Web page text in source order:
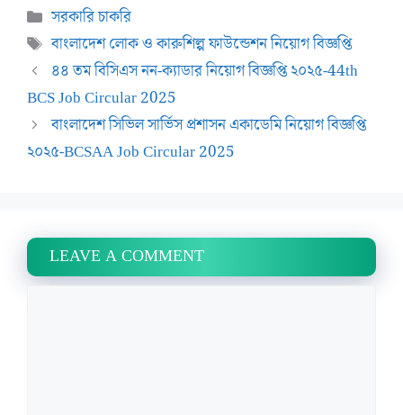
Categories
সরকারি চাকরি
Tags
বাংলাদেশ লোক ও কারুশিল্প ফাউন্ডেশন নিয়োগ বিজ্ঞপ্তি
৪৪ তম বিসিএস নন-ক্যাডার নিয়োগ বিজ্ঞপ্তি ২০২৫-44th
BCS Job Circular 2025
বাংলাদেশ সিভিল সার্ভিস প্রশাসন একাডেমি নিয়োগ বিজ্ঞপ্তি
২০২৫-BCSAA Job Circular 2025
LEAVE A COMMENT